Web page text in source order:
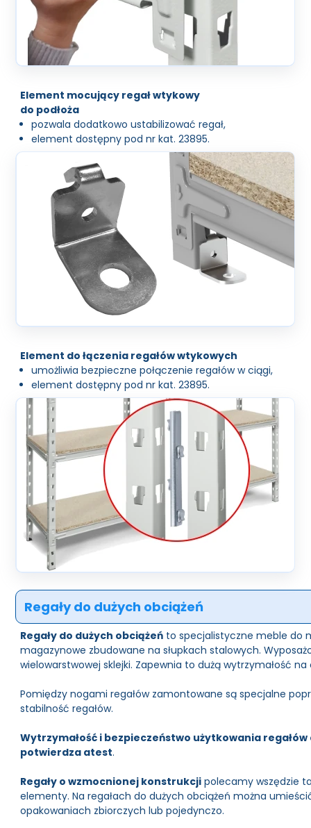
Element mocujący regał wtykowy
do podłoża
pozwala dodatkowo ustabilizować regał,
element dostępny pod nr kat. 23895.
Element do łączenia regałów wtykowych
umożliwia bezpieczne połączenie regałów w ciągi,
element dostępny pod nr kat. 23895.
Regały do dużych obciążeń
Regały do dużych obciążeń to specjalistyczne meble do
magazynowe zbudowane na słupkach stalowych.
wielowarstwowej sklejki. Zapewnia to dużą wytrzymałość na
Pomiędzy nogami regałów zamontowane są specjalne
stabilność regałów.
Wytrzymałość i bezpieczeństwo użytkowania
potwierdza atest.
Regały o wzmocnionej konstrukcji polecamy wszędzie
elementy. Na regałach do dużych obciążeń można
opakowaniach zbiorczych lub pojedynczo.